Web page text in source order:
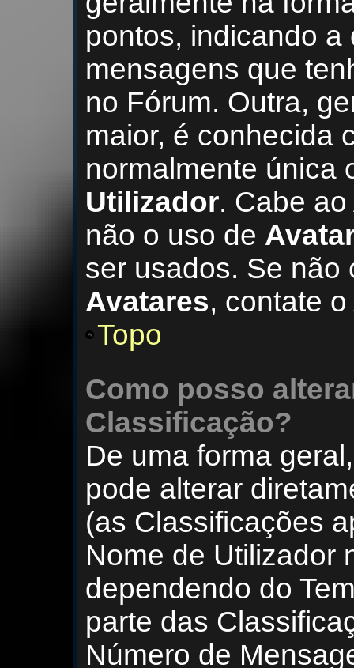
pontos, indicando a
mensagens que
no Fórum. Outra,
maior, é conhecida
normalmente única
Utilizador. Cabe
não o uso de
ser usados. Se não
Avatares, contate
Topo
Como posso
Classificação?
De uma forma
pode alterar
(as Classificações
Nome de Utilizador
dependendo do
parte das
Número de